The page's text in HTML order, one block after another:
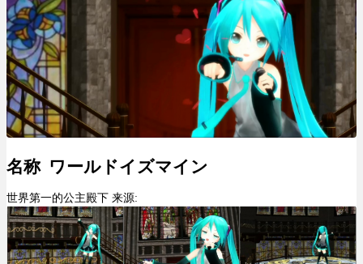
名称 ワールドイズマイン
世界第一的公主殿下 来源: